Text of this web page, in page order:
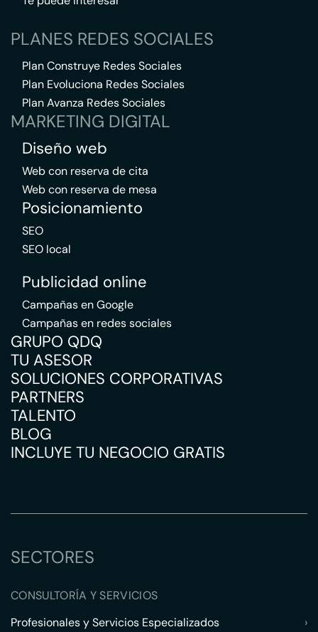
PLANES REDES SOCIALES
Plan Construye Redes Sociales
Plan Evoluciona Redes Sociales
Plan Avanza Redes Sociales
MARKETING DIGITAL
Diseño web
Web con reserva de cita
Web con reserva de mesa
Posicionamiento
SEO
SEO local
Publicidad online
Campañas en Google
Campañas en redes sociales
GRUPO QDQ
TU ASESOR
SOLUCIONES CORPORATIVAS
PARTNERS
TALENTO
BLOG
INCLUYE TU NEGOCIO GRATIS
SECTORES
CONSULTORÍA Y SERVICIOS
Profesionales y Servicios Especializados
›